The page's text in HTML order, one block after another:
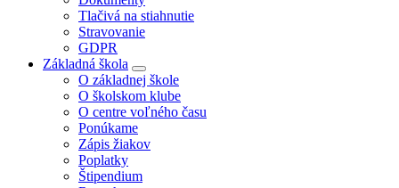
Tlačivá na stiahnutie
Stravovanie
GDPR
Základná škola
O základnej škole
O školskom klube
O centre voľného času
Ponúkame
Zápis žiakov
Poplatky
Štipendium